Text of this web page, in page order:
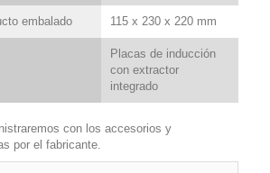
embalado 115 x 230 x 220 mm
Placas de inducción
con extractor
integrado
con los accesorios y
por el fabricante.